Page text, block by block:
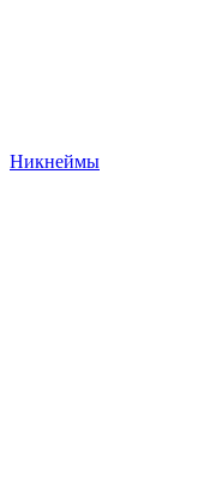
Никнеймы